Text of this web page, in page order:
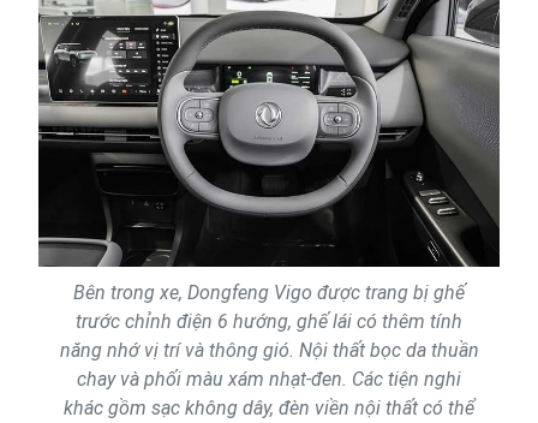
Bên trong xe, Dongfeng Vigo được trang bị ghế
trước chỉnh điện 6 hướng, ghế lái có thêm tính
năng nhớ vị trí và thông gió. Nội thất bọc da thuần
chay và phối màu xám nhạt-đen. Các tiện nghi
khác gồm sạc không dây, đèn viền nội thất có thể